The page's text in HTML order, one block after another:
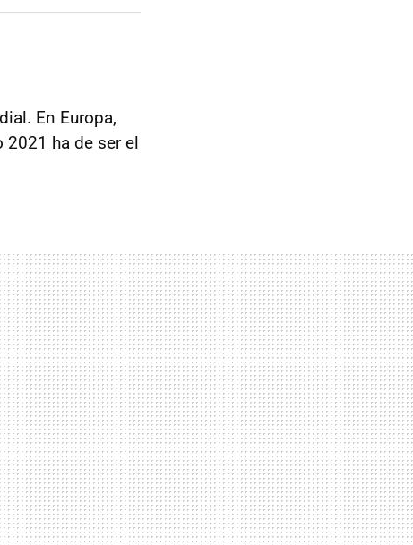
En Europa,
ha de ser el